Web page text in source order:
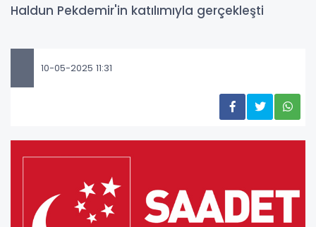
Haldun Pekdemir'in katılımıyla gerçekleşti
10-05-2025 11:31